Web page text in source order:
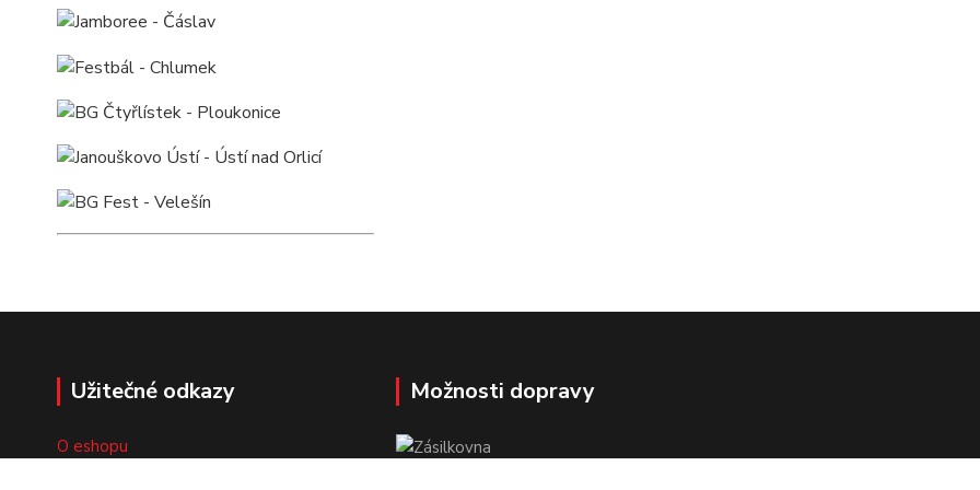
Užitečné odkazy
O eshopu
Možnosti dopravy